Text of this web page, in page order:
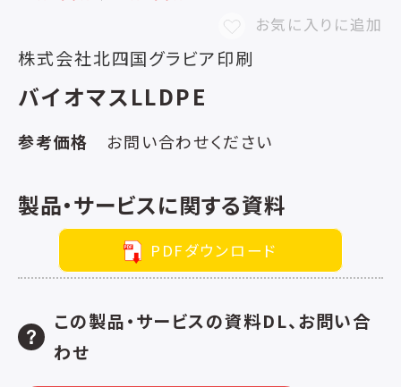
お気に入りに追加
株式会社北四国グラビア印刷
バイオマスLLDPE
参考価格 お問い合わせください
製品・サービスに関する資料
PDFダウンロード
この製品・サービスの資料DL、お問い合
わせ